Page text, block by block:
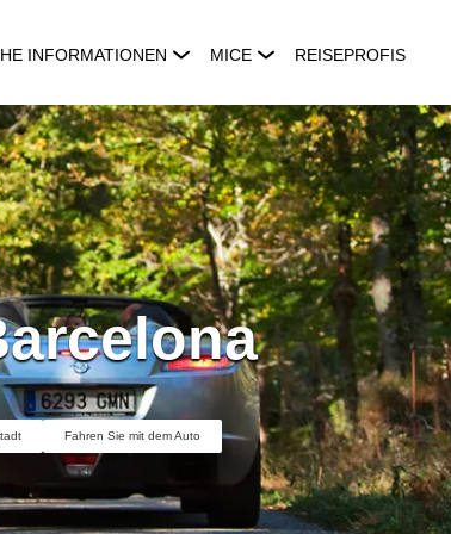
INFORMATIONEN MICE REISEPROFIS
Fahren Sie mit dem Auto